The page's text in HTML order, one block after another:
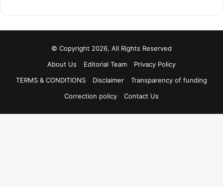
© Copyright 2026, All Rights Reserved
About Us
Editorial Team
Privacy Policy
TERMS & CONDITIONS
Disclaimer
Transparency of funding
Correction policy
Contact Us